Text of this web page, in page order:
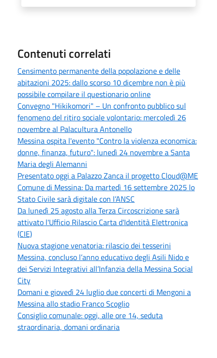
Contenuti correlati
Censimento permanente della popolazione e delle
abitazioni 2025: dallo scorso 10 dicembre non è più
possibile compilare il questionario online
Convegno "Hikikomori" – Un confronto pubblico sul
fenomeno del ritiro sociale volontario: mercoledì 26
novembre al Palacultura Antonello
Messina ospita l'evento "Contro la violenza economica:
donne, finanza, futuro": lunedì 24 novembre a Santa
Maria degli Alemanni
Presentato oggi a Palazzo Zanca il progetto Cloud@ME
Comune di Messina: Da martedì 16 settembre 2025 lo
Stato Civile sarà digitale con l’ANSC
Da lunedì 25 agosto alla Terza Circoscrizione sarà
attivato l'Ufficio Rilascio Carta d'Identità Elettronica
(CIE)
Nuova stagione venatoria: rilascio dei tesserini
Messina, concluso l’anno educativo degli Asili Nido e
dei Servizi Integrativi all’Infanzia della Messina Social
City
Domani e giovedì 24 luglio due concerti di Mengoni a
Messina allo stadio Franco Scoglio
Consiglio comunale: oggi, alle ore 14, seduta
straordinaria, domani ordinaria